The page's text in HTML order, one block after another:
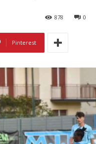
0
878
Pinterest